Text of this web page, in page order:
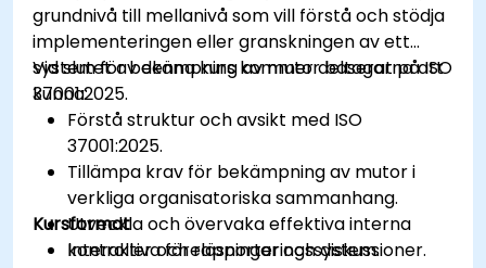
grundnivå till mellanivå som vill förstå och stödja
implementeringen eller granskningen av ett
system för bekämpning av mutor baserat på ISO
37001:2025.
Vid slutet av denna kurs kommer deltagarna att
kunna:
Förstå struktur och avsikt med ISO
37001:2025.
Tillämpa krav för bekämpning av mutor i
verkliga organisatoriska sammanhang.
Utveckla och övervaka effektiva interna
kontroller och rapporteringssystem.
Kursformat
Interaktiva föreläsningar och diskussioner.